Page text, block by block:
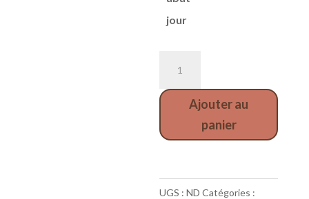
jour
baladeuse
écrue
feutrée
Ajouter au
panier
UGS :ND Catégories :